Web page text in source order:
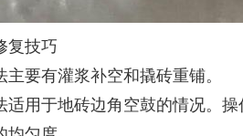
复技巧
要有灌浆补空和撬砖重铺。
适用于地砖边角空鼓的情况。